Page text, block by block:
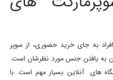
به جای خرید حضوری، از سوپر
به یافتن جنس مورد نظرشان است.
های آنلاین بسیار مهم است. با